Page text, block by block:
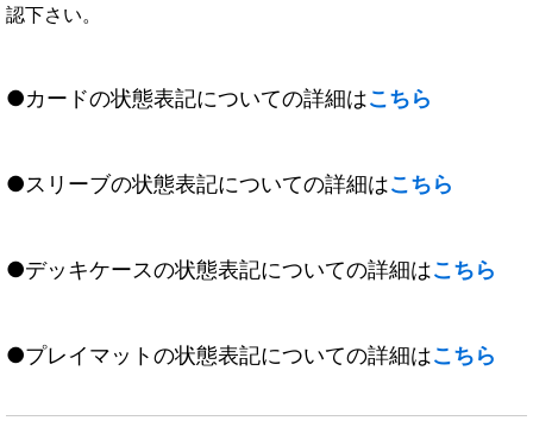
認下さい。
●カードの状態表記についての詳細はこちら
●スリーブの状態表記についての詳細はこちら
●デッキケースの状態表記についての詳細はこちら
●プレイマットの状態表記についての詳細はこちら